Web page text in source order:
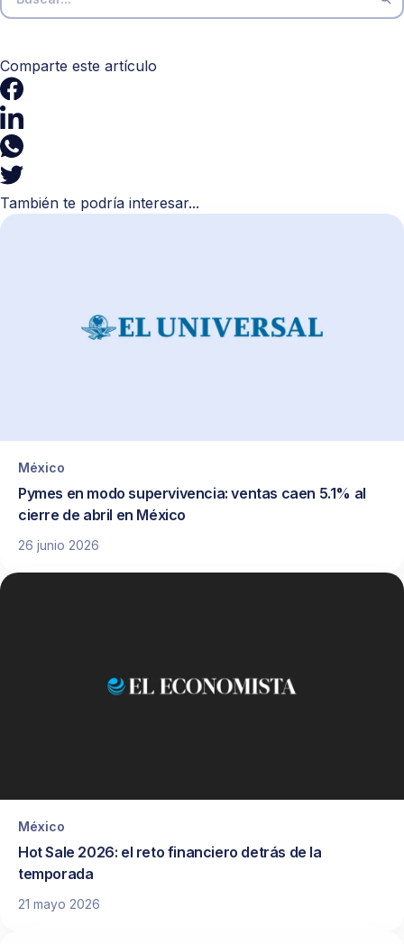
Comparte este artículo
También te podría interesar...
México
Pymes en modo supervivencia: ventas caen 5.1% al
cierre de abril en México
26 junio 2026
México
Hot Sale 2026: el reto financiero detrás de la
temporada
21 mayo 2026